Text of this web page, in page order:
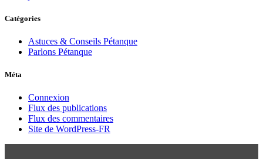
Catégories
Astuces & Conseils Pétanque
Parlons Pétanque
Méta
Connexion
Flux des publications
Flux des commentaires
Site de WordPress-FR